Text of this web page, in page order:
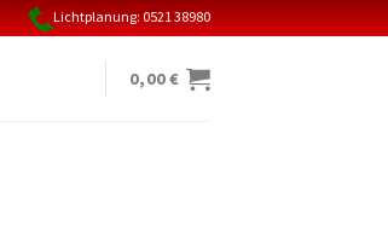
Lichtplanung: 0521 38980
0,00€